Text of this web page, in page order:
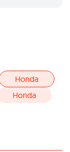
Honda
Honda